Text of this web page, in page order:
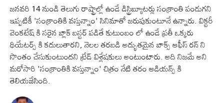
జనవరి 14 నుండి తెలుగు రాష్ట్రాల్లో ఉండే డిస్ట్రిబ్యూటర్లు సంక్రాంతి పండుగని
ఇప్పటికీ 'సంక్రాంతికి వస్తున్నాం' సినిమాతో జరుపుకుంటూనే ఉన్నారు. విక్టరీ
వెంకటేష్ కి సరైన బ్లాక్ బస్టర్ పడితే కుటుంబం లో ఉండే ప్రతీ ఒక్కరు
థియేటర్స్ కి కదులుతారని, నెలల తరబడి అద్భుతమైన బాక్స్ ఆఫీస్ రన్ ని
సొంతం చేసుకుంటుందని ట్రేడ్ విశ్లేషకులు అంటుంటారు. అది నిజమే అని
మరోసారి 'సంక్రాంతికి వస్తున్నాం' చిత్రం నేటి తరం ఆడియన్స్ కి
తెలియజేసింది.